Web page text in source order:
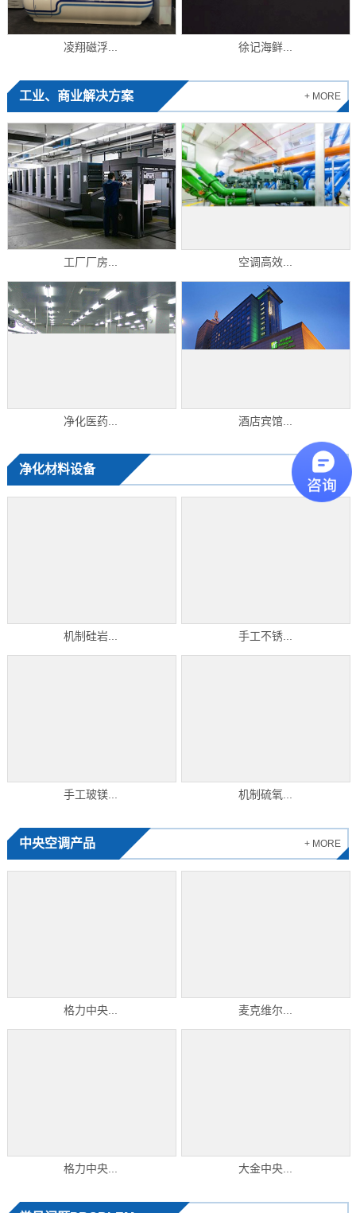
凌翔磁浮... 徐记海鲜...
工业、商业解决方案 + MORE
工厂厂房... 空调高效...
净化医药... 酒店宾馆...
净化材料设备 + MORE
机制硅岩... 手工不锈...
手工玻镁... 机制硫氧...
中央空调产品 + MORE
格力中央... 麦克维尔...
格力中央... 大金中央...